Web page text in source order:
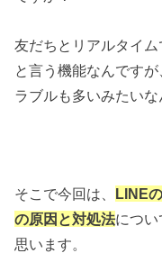
友だちとリアルタイ
と言う機能なんですが
ラブルも多いみたいな
そこで今回は、 LINE
の原因と対処法につい
思います。